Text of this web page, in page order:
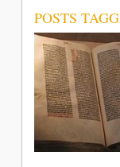
POSTS